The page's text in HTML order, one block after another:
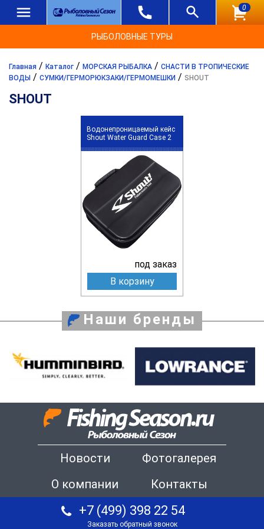
0
РЫБОЛОВНЫЕ ТУРЫ
Главная / Каталог / МОРСКАЯ РЫБАЛКА / СНАСТИ В ТРОПИЧЕСКИЕ
ВОДЫ / СУМКИ/ГЕРМОРЮКЗАКИ/ГЕРМОМЕШКИ / SHOUT
SHOUT
Водонепроницаемый кейс
Shout Water Guard Case 2
под заказ
В корзину
Наши бренды
Новости
Фотогалерея
О компании
Контакты
+7 (499) 398 22 54
Заказать обратный звонок